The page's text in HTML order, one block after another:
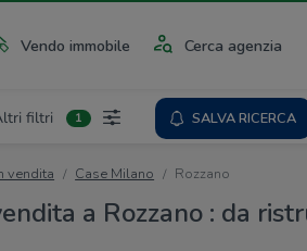
Vendo immobile Cerca agenzia
filtri 1 SALVA RICERCA
vendita Case Milano Rozzano
a Rozzano : da